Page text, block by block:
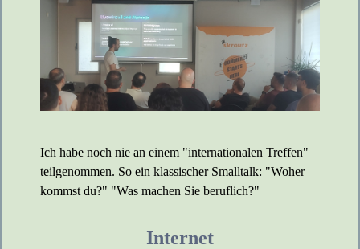
Ich habe noch nie an einem "internationalen Treffen"
teilgenommen. So ein klassischer Smalltalk: "Woher
kommst du?" "Was machen Sie beruflich?"
Internet